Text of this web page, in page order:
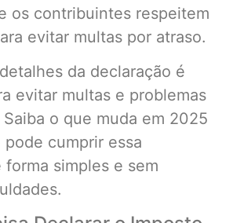
os contribuintes respeitem
evitar multas por atraso.
da declaração é
evitar multas e problemas
o que muda em 2025
cumprir essa
forma simples e sem